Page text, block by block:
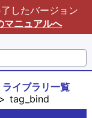
したバージョン
マニュアルへ
ライブラリ一覧
tag_bind